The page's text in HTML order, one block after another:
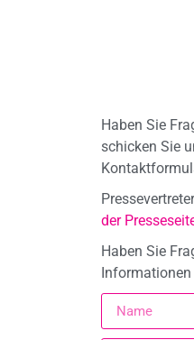
Haben Sie
schicken Sie
der
Haben Sie
Informationen